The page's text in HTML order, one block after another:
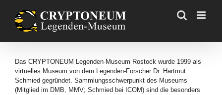
content
Das CRYPTONEUM Legenden-Museum Rostock wurde 1999 als
virtuelles Museum von dem Legenden-Forscher Dr. Hartmut
Schmied gegründet. Sammlungsschwerpunkt des Museums
(Mitglied im DMB, MMV; Schmied bei ICOM) sind die besonders